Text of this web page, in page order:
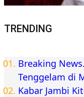
TRENDING
Breaking
Tenggelam di
Kabar Jambi